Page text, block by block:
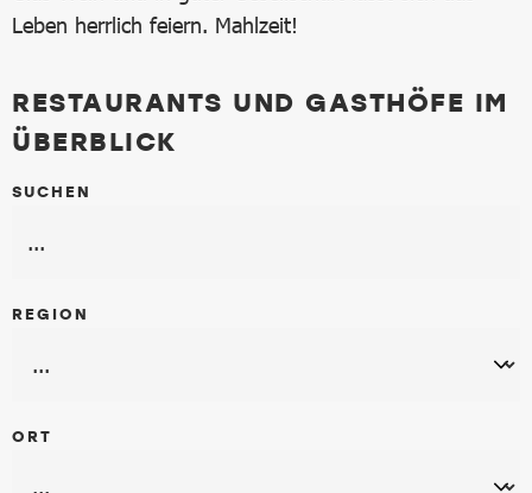
Leben herrlich feiern. Mahlzeit!
RESTAURANTS UND GASTHÖFE IM
ÜBERBLICK
SUCHEN
REGION
ORT